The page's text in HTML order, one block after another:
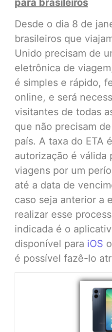
Desde o dia 8 de
brasileiros que
Unido precisam de
eletrônica de
é simples e rápido,
online, e será
visitantes de todas
que não precisam
país. A taxa do ETA
autorização é válida
viagens por um
até a data de
caso seja anterior a
realizar esse
indicada é o
disponível para iOS
é possível fazê-lo